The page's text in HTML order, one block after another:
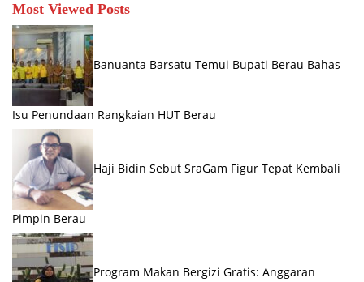
Most Viewed Posts
Banuanta Barsatu Temui Bupati Berau Bahas
Isu Penundaan Rangkaian HUT Berau
Haji Bidin Sebut SraGam Figur Tepat Kembali
Pimpin Berau
Program Makan Bergizi Gratis: Anggaran